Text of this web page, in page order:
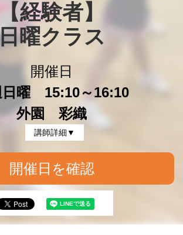
【経験者】
曜クラス
開催日
日曜 15:10～16:10
外園 彩織
講師詳細▼
開催日を確認